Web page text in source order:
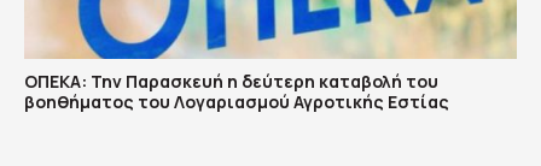
ΟΠΕΚΑ: Την Παρασκευή η δεύτερη καταβολή του
βοηθήματος του Λογαριασμού Αγροτικής Εστίας